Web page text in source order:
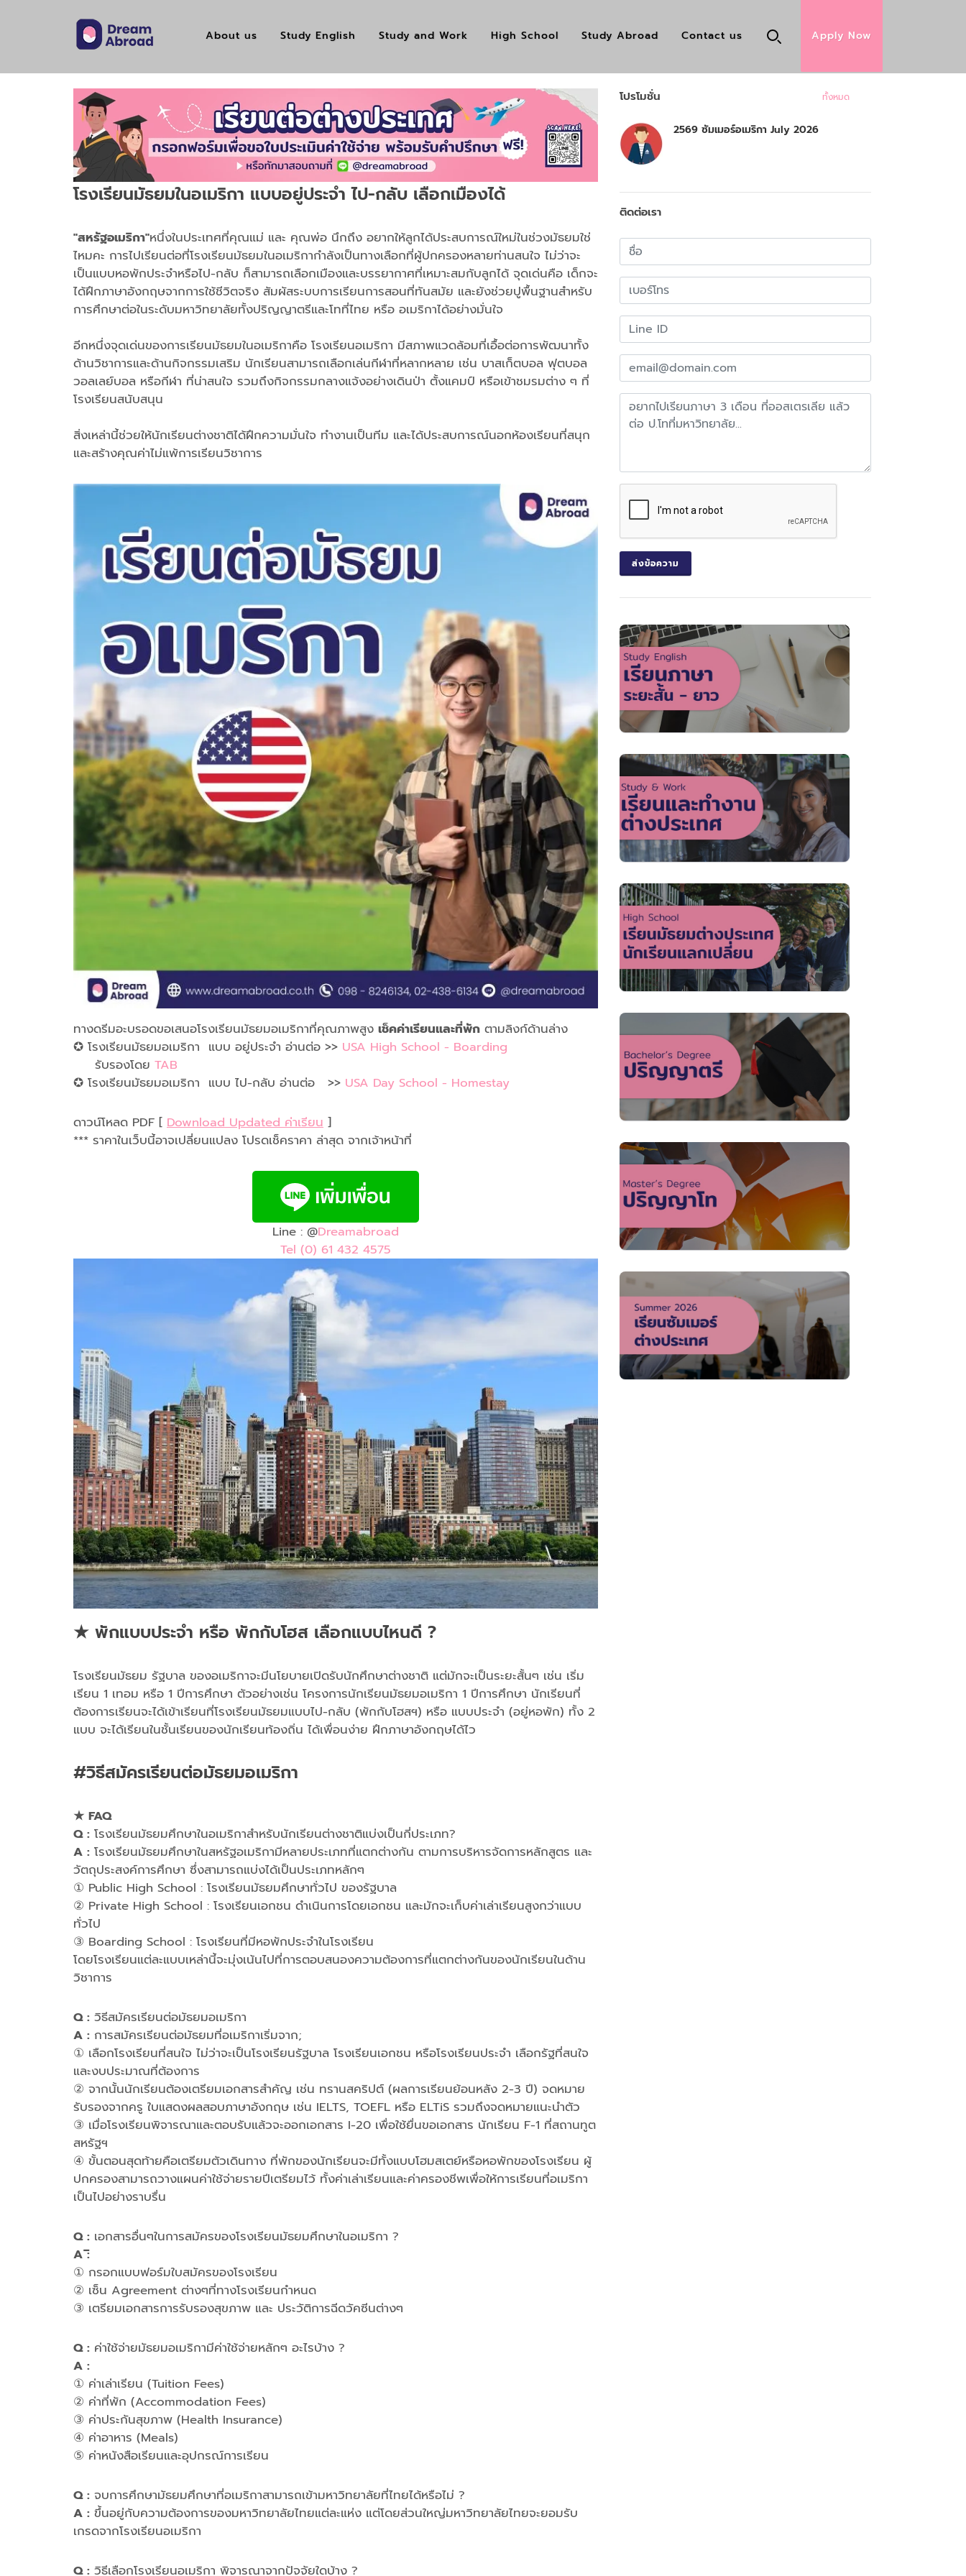
About us Study English Study and Work High School Study Abroad Contact us Apply Now
โรงเรียนมัธยมในอเมริกา แบบอยู่ประจำ ไป-กลับ เลือกเมืองได้
"สหรัฐอเมริกา"หนึ่งในประเทศที่คุณแม่ และ คุณพ่อ นึกถึง อยากให้ลูกได้ประสบการณ์ใหม่ในช่วงมัธยมใช่
ไหมคะ การไปเรียนต่อที่โรงเรียนมัธยมในอเมริกากำลังเป็นทางเลือกที่ผู้ปกครองหลายท่านสนใจ ไม่ว่าจะ
เป็นแบบหอพักประจำหรือไป-กลับ ก็สามารถเลือกเมืองและบรรยากาศที่เหมาะสมกับลูกได้ จุดเด่นคือ เด็กจะ
ได้ฝึกภาษาอังกฤษจากการใช้ชีวิตจริง สัมผัสระบบการเรียนการสอนที่ทันสมัย และยังช่วยปูพื้นฐานสำหรับ
การศึกษาต่อในระดับมหาวิทยาลัยทั้งปริญญาตรีและโทที่ไทย หรือ อเมริกาได้อย่างมั่นใจ
อีกหนึ่งจุดเด่นของการเรียนมัธยมในอเมริกาคือ โรงเรียนอเมริกา มีสภาพแวดล้อมที่เอื้อต่อการพัฒนาทั้ง
ด้านวิชาการและด้านกิจกรรมเสริม นักเรียนสามารถเลือกเล่นกีฬาที่หลากหลาย เช่น บาสเก็ตบอล ฟุตบอล
วอลเลย์บอล หรือกีฬา ที่น่าสนใจ รวมถึงกิจกรรมกลางแจ้งอย่างเดินป่า ตั้งแคมป์ หรือเข้าชมรมต่าง ๆ ที่
โรงเรียนสนับสนุน
สิ่งเหล่านี้ช่วยให้นักเรียนต่างชาติได้ฝึกความมั่นใจ ทำงานเป็นทีม และได้ประสบการณ์นอกห้องเรียนที่สนุก
และสร้างคุณค่าไม่แพ้การเรียนวิชาการ
ทางดรีมอะบรอดขอเสนอโรงเรียนมัธยมอเมริกาที่คุณภาพสูง เช็คค่าเรียนและที่พัก ตามลิงก์ด้านล่าง
✪ โรงเรียนมัธยมอเมริกา แบบ อยู่ประจำ อ่านต่อ >> USA High School - Boarding
รับรองโดย TAB
✪ โรงเรียนมัธยมอเมริกา แบบ ไป-กลับ อ่านต่อ >> USA Day School - Homestay
ดาวน์โหลด PDF [ Download Updated ค่าเรียน ]
*** ราคาในเว็บนี้อาจเปลี่ยนแปลง โปรดเช็คราคา ล่าสุด จากเจ้าหน้าที่
Line : @Dreamabroad
Tel (0) 61 432 4575
★ พักแบบประจำ หรือ พักกับโฮส เลือกแบบไหนดี ?
โรงเรียนมัธยม รัฐบาล ของอเมริกาจะมีนโยบายเปิดรับนักศึกษาต่างชาติ แต่มักจะเป็นระยะสั้นๆ เช่น เริ่ม
เรียน 1 เทอม หรือ 1 ปีการศึกษา ตัวอย่างเช่น โครงการนักเรียนมัธยมอเมริกา 1 ปีการศึกษา นักเรียนที่
ต้องการเรียนจะได้เข้าเรียนที่โรงเรียนมัธยมแบบไป-กลับ (พักกับโฮสฯ) หรือ แบบประจำ (อยู่หอพัก) ทั้ง 2
แบบ จะได้เรียนในชั้นเรียนของนักเรียนท้องถิ่น ได้เพื่อนง่าย ฝึกภาษาอังกฤษได้ไว
#วิธีสมัครเรียนต่อมัธยมอเมริกา
★ FAQ
Q : โรงเรียนมัธยมศึกษาในอเมริกาสำหรับนักเรียนต่างชาติแบ่งเป็นกี่ประเภท?
A : โรงเรียนมัธยมศึกษาในสหรัฐอเมริกามีหลายประเภทที่แตกต่างกัน ตามการบริหารจัดการหลักสูตร และ
วัตถุประสงค์การศึกษา ซึ่งสามารถแบ่งได้เป็นประเภทหลักๆ
① Public High School : โรงเรียนมัธยมศึกษาทั่วไป ของรัฐบาล
② Private High School : โรงเรียนเอกชน ดำเนินการโดยเอกชน และมักจะเก็บค่าเล่าเรียนสูงกว่าแบบ
ทั่วไป
③ Boarding School : โรงเรียนที่มีหอพักประจำในโรงเรียน
โดยโรงเรียนแต่ละแบบเหล่านี้จะมุ่งเน้นไปที่การตอบสนองความต้องการที่แตกต่างกันของนักเรียนในด้าน
วิชาการ
Q : วิธีสมัครเรียนต่อมัธยมอเมริกา
A : การสมัครเรียนต่อมัธยมที่อเมริกาเริ่มจาก;
① เลือกโรงเรียนที่สนใจ ไม่ว่าจะเป็นโรงเรียนรัฐบาล โรงเรียนเอกชน หรือโรงเรียนประจำ เลือกรัฐที่สนใจ
และงบประมาณที่ต้องการ
② จากนั้นนักเรียนต้องเตรียมเอกสารสำคัญ เช่น ทรานสคริปต์ (ผลการเรียนย้อนหลัง 2-3 ปี) จดหมาย
รับรองจากครู ใบแสดงผลสอบภาษาอังกฤษ เช่น IELTS, TOEFL หรือ ELTiS รวมถึงจดหมายแนะนำตัว
③ เมื่อโรงเรียนพิจารณาและตอบรับแล้วจะออกเอกสาร I-20 เพื่อใช้ยื่นขอเอกสาร นักเรียน F-1 ที่สถานทูต
สหรัฐฯ
④ ขั้นตอนสุดท้ายคือเตรียมตัวเดินทาง ที่พักของนักเรียนจะมีทั้งแบบโฮมสเตย์หรือหอพักของโรงเรียน ผู้
ปกครองสามารถวางแผนค่าใช้จ่ายรายปีเตรียมไว้ ทั้งค่าเล่าเรียนและค่าครองชีพเพื่อให้การเรียนที่อเมริกา
เป็นไปอย่างราบรื่น
Q : เอกสารอื่นๆในการสมัครของโรงเรียนมัธยมศึกษาในอเมริกา ?
A :ิ
① กรอกแบบฟอร์มใบสมัครของโรงเรียน
② เซ็น Agreement ต่างๆที่ทางโรงเรียนกำหนด
③ เตรียมเอกสารการรับรองสุขภาพ และ ประวัติการฉีดวัคซีนต่างๆ
Q : ค่าใช้จ่ายมัธยมอเมริกามีค่าใช้จ่ายหลักๆ อะไรบ้าง ?
A :
① ค่าเล่าเรียน (Tuition Fees)
② ค่าที่พัก (Accommodation Fees)
③ ค่าประกันสุขภาพ (Health Insurance)
④ ค่าอาหาร (Meals)
⑤ ค่าหนังสือเรียนและอุปกรณ์การเรียน
Q : จบการศึกษามัธยมศึกษาที่อเมริกาสามารถเข้ามหาวิทยาลัยที่ไทยได้หรือไม่ ?
A : ขึ้นอยู่กับความต้องการของมหาวิทยาลัยไทยแต่ละแห่ง แต่โดยส่วนใหญ่มหาวิทยาลัยไทยจะยอมรับ
เกรดจากโรงเรียนอเมริกา
Q : วิธีเลือกโรงเรียนอเมริกา พิจารณาจากปัจจัยใดบ้าง ?
โปรโมชั่น ทั้งหมด
2569 ซัมเมอร์อเมริกา July 2026
ติดต่อเรา
ส่งข้อความ